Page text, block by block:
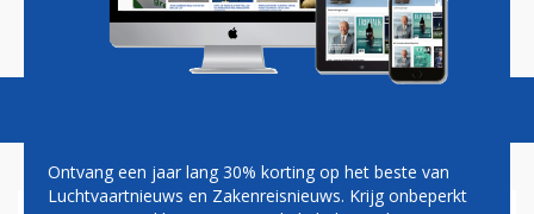
Magazine Podcasts Vacatures
Ontvang een jaar lang 30% korting op het beste van
Luchtvaartnieuws en Zakenreisnieuws. Krijg onbeperkt